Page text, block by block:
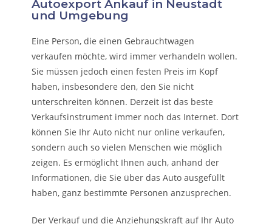
Autoexport Ankauf in Neustadt
und Umgebung
Eine Person, die einen Gebrauchtwagen
verkaufen möchte, wird immer verhandeln wollen.
Sie müssen jedoch einen festen Preis im Kopf
haben, insbesondere den, den Sie nicht
unterschreiten können. Derzeit ist das beste
Verkaufsinstrument immer noch das Internet. Dort
können Sie Ihr Auto nicht nur online verkaufen,
sondern auch so vielen Menschen wie möglich
zeigen. Es ermöglicht Ihnen auch, anhand der
Informationen, die Sie über das Auto ausgefüllt
haben, ganz bestimmte Personen anzusprechen.
Der Verkauf und die Anziehungskraft auf Ihr Auto